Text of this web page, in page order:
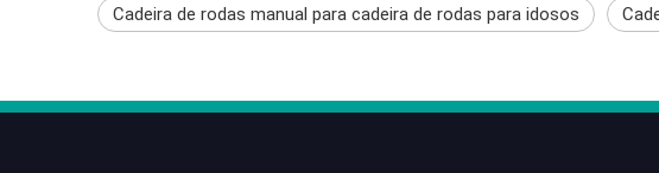
Cadeira de rodas manual para cadeira de rodas para idosos